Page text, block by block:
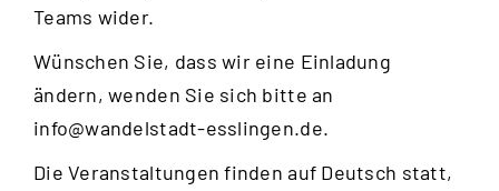
Teams wider.
Wünschen Sie, dass wir eine Einladung
ändern, wenden Sie sich bitte an
info@wandelstadt-esslingen.de.
Die Veranstaltungen finden auf Deutsch statt,